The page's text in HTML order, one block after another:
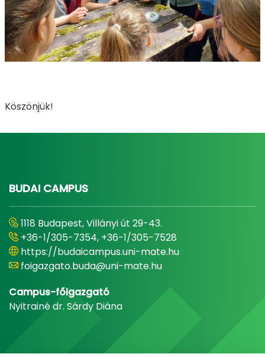
Köszönjük!
BUDAI CAMPUS
1118 Budapest, Villányi út 29-43.
+36-1/305-7354, +36-1/305-7528
https://budaicampus.uni-mate.hu
foigazgato.buda@uni-mate.hu
Campus-főigazgató
Nyitrainé dr. Sárdy Diána